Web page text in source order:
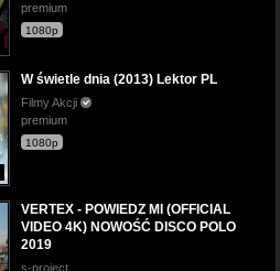
premium
1080p
W świetle dnia (2013) Lektor PL
Filmy Akcji
premium
1080p
VERTEX - POWIEDZ MI (OFFICIAL
VIDEO 4K) NOWOŚĆ DISCO POLO
2019
s-project